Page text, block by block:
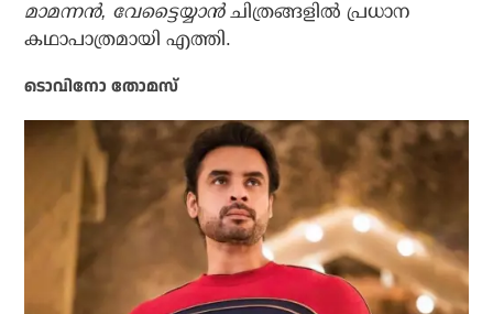
മാമന്നന്‍, വേട്ടൈയ്യാന്‍ചിത്രങ്ങളില്‍ പ്രധാന
കഥാപാത്രമായി എത്തി.
ടൊവിനോ തോമസ്